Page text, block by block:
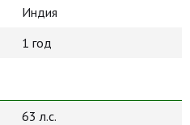
Индия
1 год
63 л.с.